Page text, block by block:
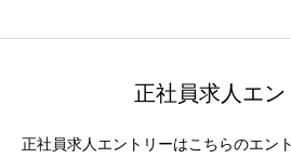
正社員求人エン
正社員求人エントリーはこちらのエン